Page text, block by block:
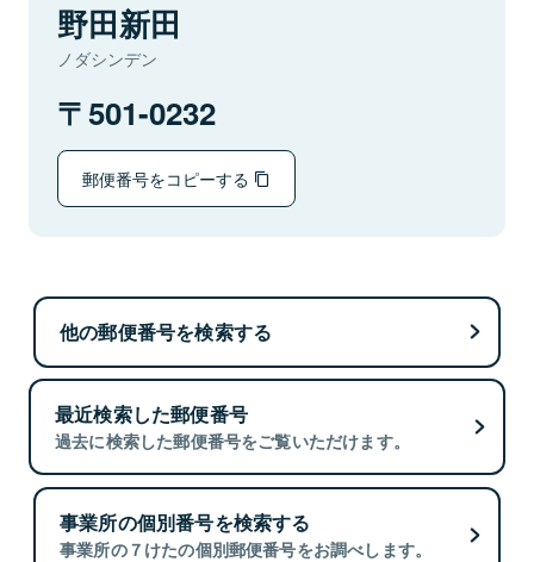
野田新田
ノダシンデン
501-0232
郵便番号をコピーする
他の郵便番号を検索する
最近検索した郵便番号
過去に検索した郵便番号をご覧いただけます。
事業所の個別番号を検索する
事業所の７けたの個別郵便番号をお調べします。